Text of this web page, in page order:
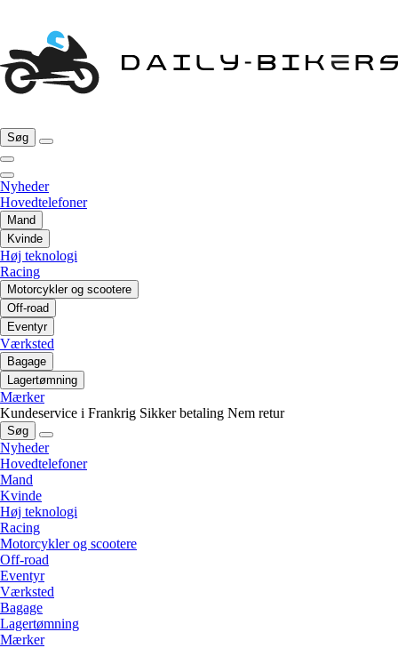
Søg
Nyheder
Hovedtelefoner
Mand
Kvinde
Høj teknologi
Racing
Motorcykler og scootere
Off-road
Eventyr
Værksted
Bagage
Lagertømning
Mærker
Kundeservice i Frankrig Sikker betaling Nem retur
Søg
Nyheder
Hovedtelefoner
Mand
Kvinde
Høj teknologi
Racing
Motorcykler og scootere
Off-road
Eventyr
Værksted
Bagage
Lagertømning
Mærker